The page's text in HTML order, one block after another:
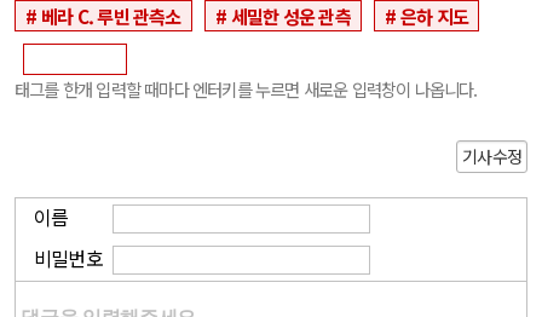
베라 C. 루빈 관측소 세밀한 성운 관측 은하 지도
태그를 한개 입력할 때마다 엔터키를 누르면 새로운 입력창이 나옵니다.
기사수정
이름
비밀번호